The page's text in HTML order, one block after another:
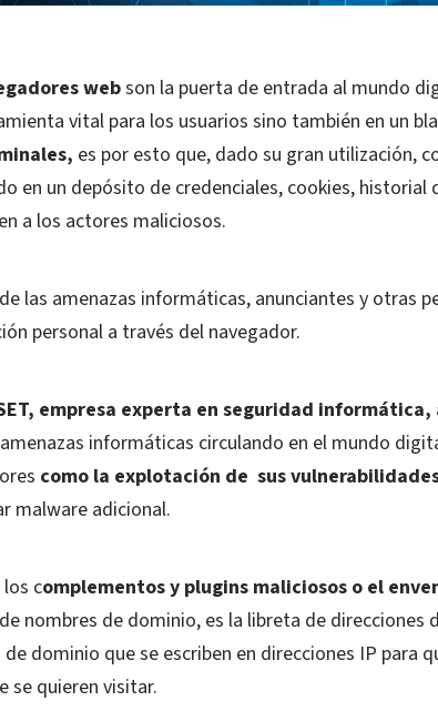
webson la puerta de entrada al mundo
vital para los usuarios sino también en un
es por esto que, dado su gran utilización,
en un depósito de credenciales, cookies,
a los actores maliciosos.
las amenazas informáticas, anunciantes y otras
personal a través del navegador.
empresa experta en seguridad informática,
informáticas circulando en el mundo
como la explotación de sus
malware adicional.
complementos y plugins maliciosos o el
nombres de dominio, es la libreta de direcciones
dominio que se escriben en direcciones IP para
se quieren visitar.